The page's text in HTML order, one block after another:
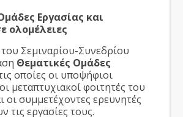
Εργασίας και
ολομέλειες
Σεμιναρίου-Συνεδρίου
Θεματικές Ομάδες
οποίες οι υποψήφιοι
μεταπτυχιακοί φοιτητές του
οι συμμετέχοντες ερευνητές
τις εργασίες τους.